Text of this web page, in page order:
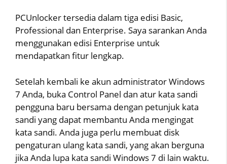
PCUnlocker tersedia dalam tiga edisi Basic,
Professional dan Enterprise. Saya sarankan Anda
menggunakan edisi Enterprise untuk
mendapatkan fitur lengkap.
Setelah kembali ke akun administrator Windows
7 Anda, buka Control Panel dan atur kata sandi
pengguna baru bersama dengan petunjuk kata
sandi yang dapat membantu Anda mengingat
kata sandi. Anda juga perlu membuat disk
pengaturan ulang kata sandi, yang akan berguna
jika Anda lupa kata sandi Windows 7 di lain waktu.